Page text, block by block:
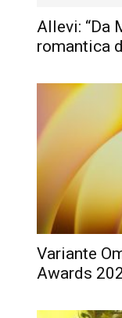
Allevi: “Da
romantica
Variante
Awards